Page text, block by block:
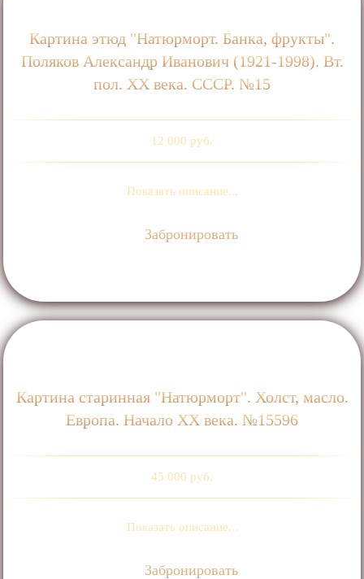
Картина этюд "Натюрморт. Банка, фрукты".
Поляков Александр Иванович (1921-1998). Вт.
пол. ХХ века. СССР. №15
12 000 руб.
Показать описание...
Забронировать
Картина старинная "Натюрморт". Холст, масло.
Европа. Начало ХХ века. №15596
45 000 руб.
Показать описание...
Забронировать